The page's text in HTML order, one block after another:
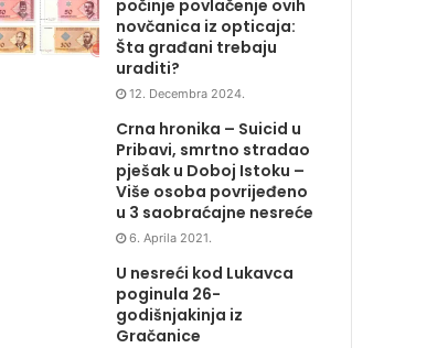
počinje povlačenje ovih
novčanica iz opticaja:
Šta građani trebaju
uraditi?
12. Decembra 2024.
Crna hronika – Suicid u
Pribavi, smrtno stradao
pješak u Doboj Istoku –
Više osoba povrijeđeno
u 3 saobraćajne nesreće
6. Aprila 2021.
U nesreći kod Lukavca
poginula 26-
godišnjakinja iz
Gračanice